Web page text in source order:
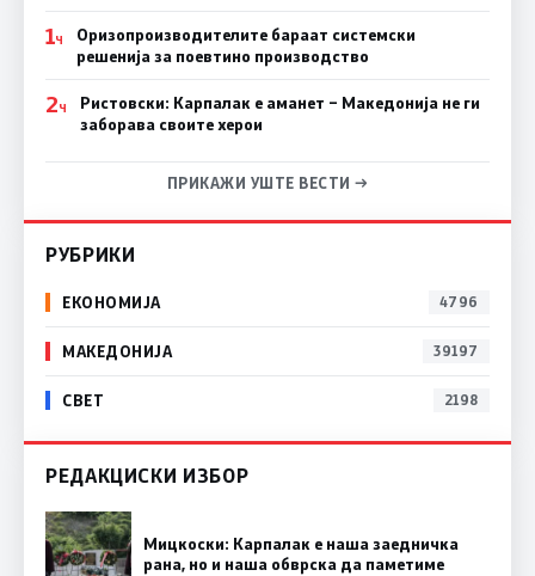
1Ч
Оризопроизводителите бараат системски
решенија за поевтино производство
2Ч
Ристовски: Карпалак е аманет – Македонија не ги
заборава своите херои
ПРИКАЖИ УШТЕ ВЕСТИ →
РУБРИКИ
ЕКОНОМИЈА 4796
МАКЕДОНИЈА 39197
СВЕТ 2198
РЕДАКЦИСКИ ИЗБОР
Мицкоски: Карпалак е наша заедничка
рана, но и наша обврска да паметиме